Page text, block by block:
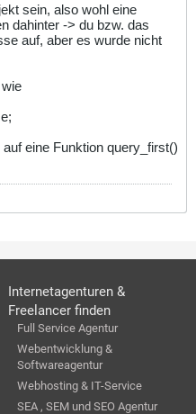
sein, also wohl eine
dahinter -> du bzw. das
auf, aber es wurde nicht
eine Funktion query_first()
Internetagenturen &
Freelancer finden
Full Service Agentur
Webentwicklung &
Softwareagentur
Webhosting & IT-Service
SEA , SEM und SEO Agentur